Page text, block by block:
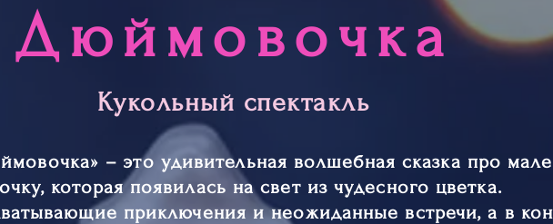
Дюймовочка
Кукольный спектакль
– это удивительная волшебная сказка про
которая появилась на свет из чудесного цветка.
приключения и неожиданные встречи, а в